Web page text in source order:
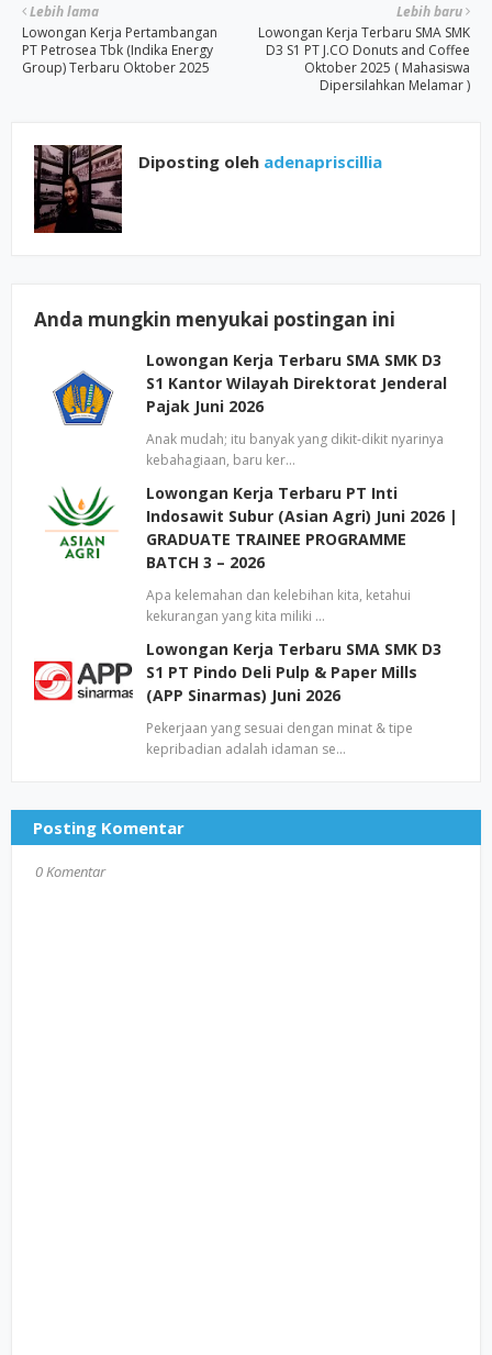
Lebih baru
Lowongan Kerja Terbaru SMA SMK
D3 S1 PT J.CO Donuts and Coffee
Oktober 2025 ( Mahasiswa
Dipersilahkan Melamar )
Lebih lama
Lowongan Kerja Pertambangan
PT Petrosea Tbk (Indika Energy
Group) Terbaru Oktober 2025
Diposting oleh adenapriscillia
Anda mungkin menyukai postingan ini
Lowongan Kerja Terbaru SMA SMK D3
S1 Kantor Wilayah Direktorat Jenderal
Pajak Juni 2026
Anak mudah; itu banyak yang dikit-dikit nyarinya
kebahagiaan, baru ker…
Lowongan Kerja Terbaru PT Inti
Indosawit Subur (Asian Agri) Juni 2026 |
GRADUATE TRAINEE PROGRAMME
BATCH 3 – 2026
Apa kelemahan dan kelebihan kita, ketahui
kekurangan yang kita miliki …
Lowongan Kerja Terbaru SMA SMK D3
S1 PT Pindo Deli Pulp & Paper Mills
(APP Sinarmas) Juni 2026
Pekerjaan yang sesuai dengan minat & tipe
kepribadian adalah idaman se…
Posting Komentar
0 Komentar